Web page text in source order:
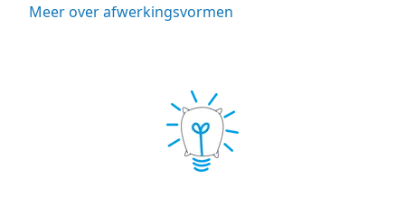
Meer over afwerkingsvormen